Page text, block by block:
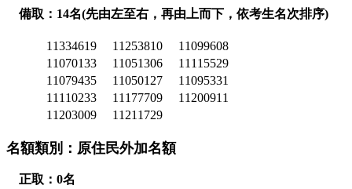
備取：14名(先由左至右，再由上而下，依考生名次排序)
11334619 11253810
11099608
11070133
11051306
11115529
11079435
11050127
11095331
11110233
11177709
11200911
11203009
11211729
名額類別：原住民外加名額
正取：0名